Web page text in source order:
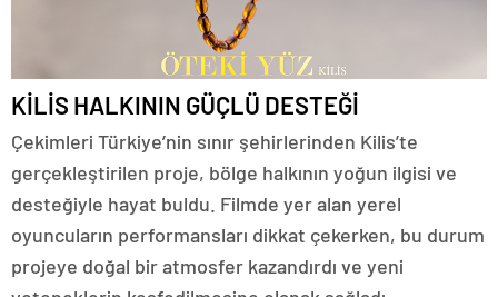
KİLİS HALKININ GÜÇLÜ DESTEĞİ
Çekimleri Türkiye’nin sınır şehirlerinden Kilis’te
gerçekleştirilen proje, bölge halkının yoğun ilgisi ve
desteğiyle hayat buldu. Filmde yer alan yerel
oyuncuların performansları dikkat çekerken, bu durum
projeye doğal bir atmosfer kazandırdı ve yeni